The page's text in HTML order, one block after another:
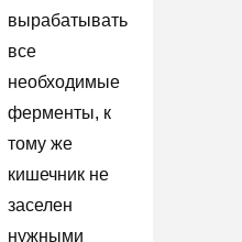
вырабатывать
все
необходимые
ферменты, к
тому же
кишечник не
заселен
нужными